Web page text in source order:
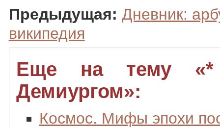
Предыдущая: Дневник:
википедия
Еще на тему «*
Демиургом»:
Космос. Мифы эпохи